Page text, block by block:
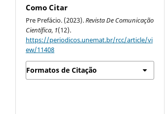
Como Citar
Pre Prefácio. (2023).Revista De Comunicação
Científica, 1(12).
https://periodicos.unemat.br/rcc/article/vi
ew/11408
Formatos de Citação